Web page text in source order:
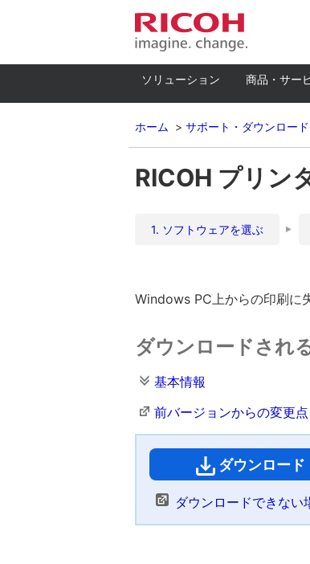
ソリューション 商品・サー
ホーム サポート・ダウンロード
RICOH プリン
1. ソフトウェアを選ぶ
Windows PC上からの印刷に
ダウンロードされ
基本情報
前バージョンからの変更点
ダウンロード
ダウンロードできない